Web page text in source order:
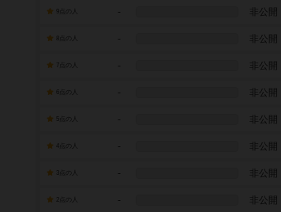
- 非公開
- 非公開
7点の人 - 非公開
- 非公開
- 非公開
- 非公開
- 非公開
- 非公開